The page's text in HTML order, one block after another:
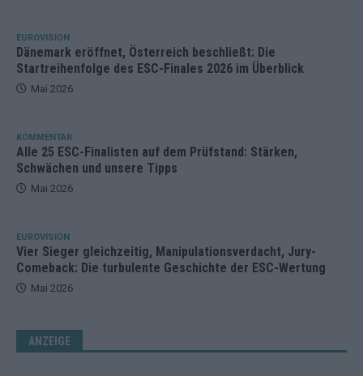
EUROVISION
Dänemark eröffnet, Österreich beschließt: Die
Startreihenfolge des ESC-Finales 2026 im Überblick
Mai 2026
KOMMENTAR
Alle 25 ESC-Finalisten auf dem Prüfstand: Stärken,
Schwächen und unsere Tipps
Mai 2026
EUROVISION
Vier Sieger gleichzeitig, Manipulationsverdacht, Jury-
Comeback: Die turbulente Geschichte der ESC-Wertung
Mai 2026
ANZEIGE